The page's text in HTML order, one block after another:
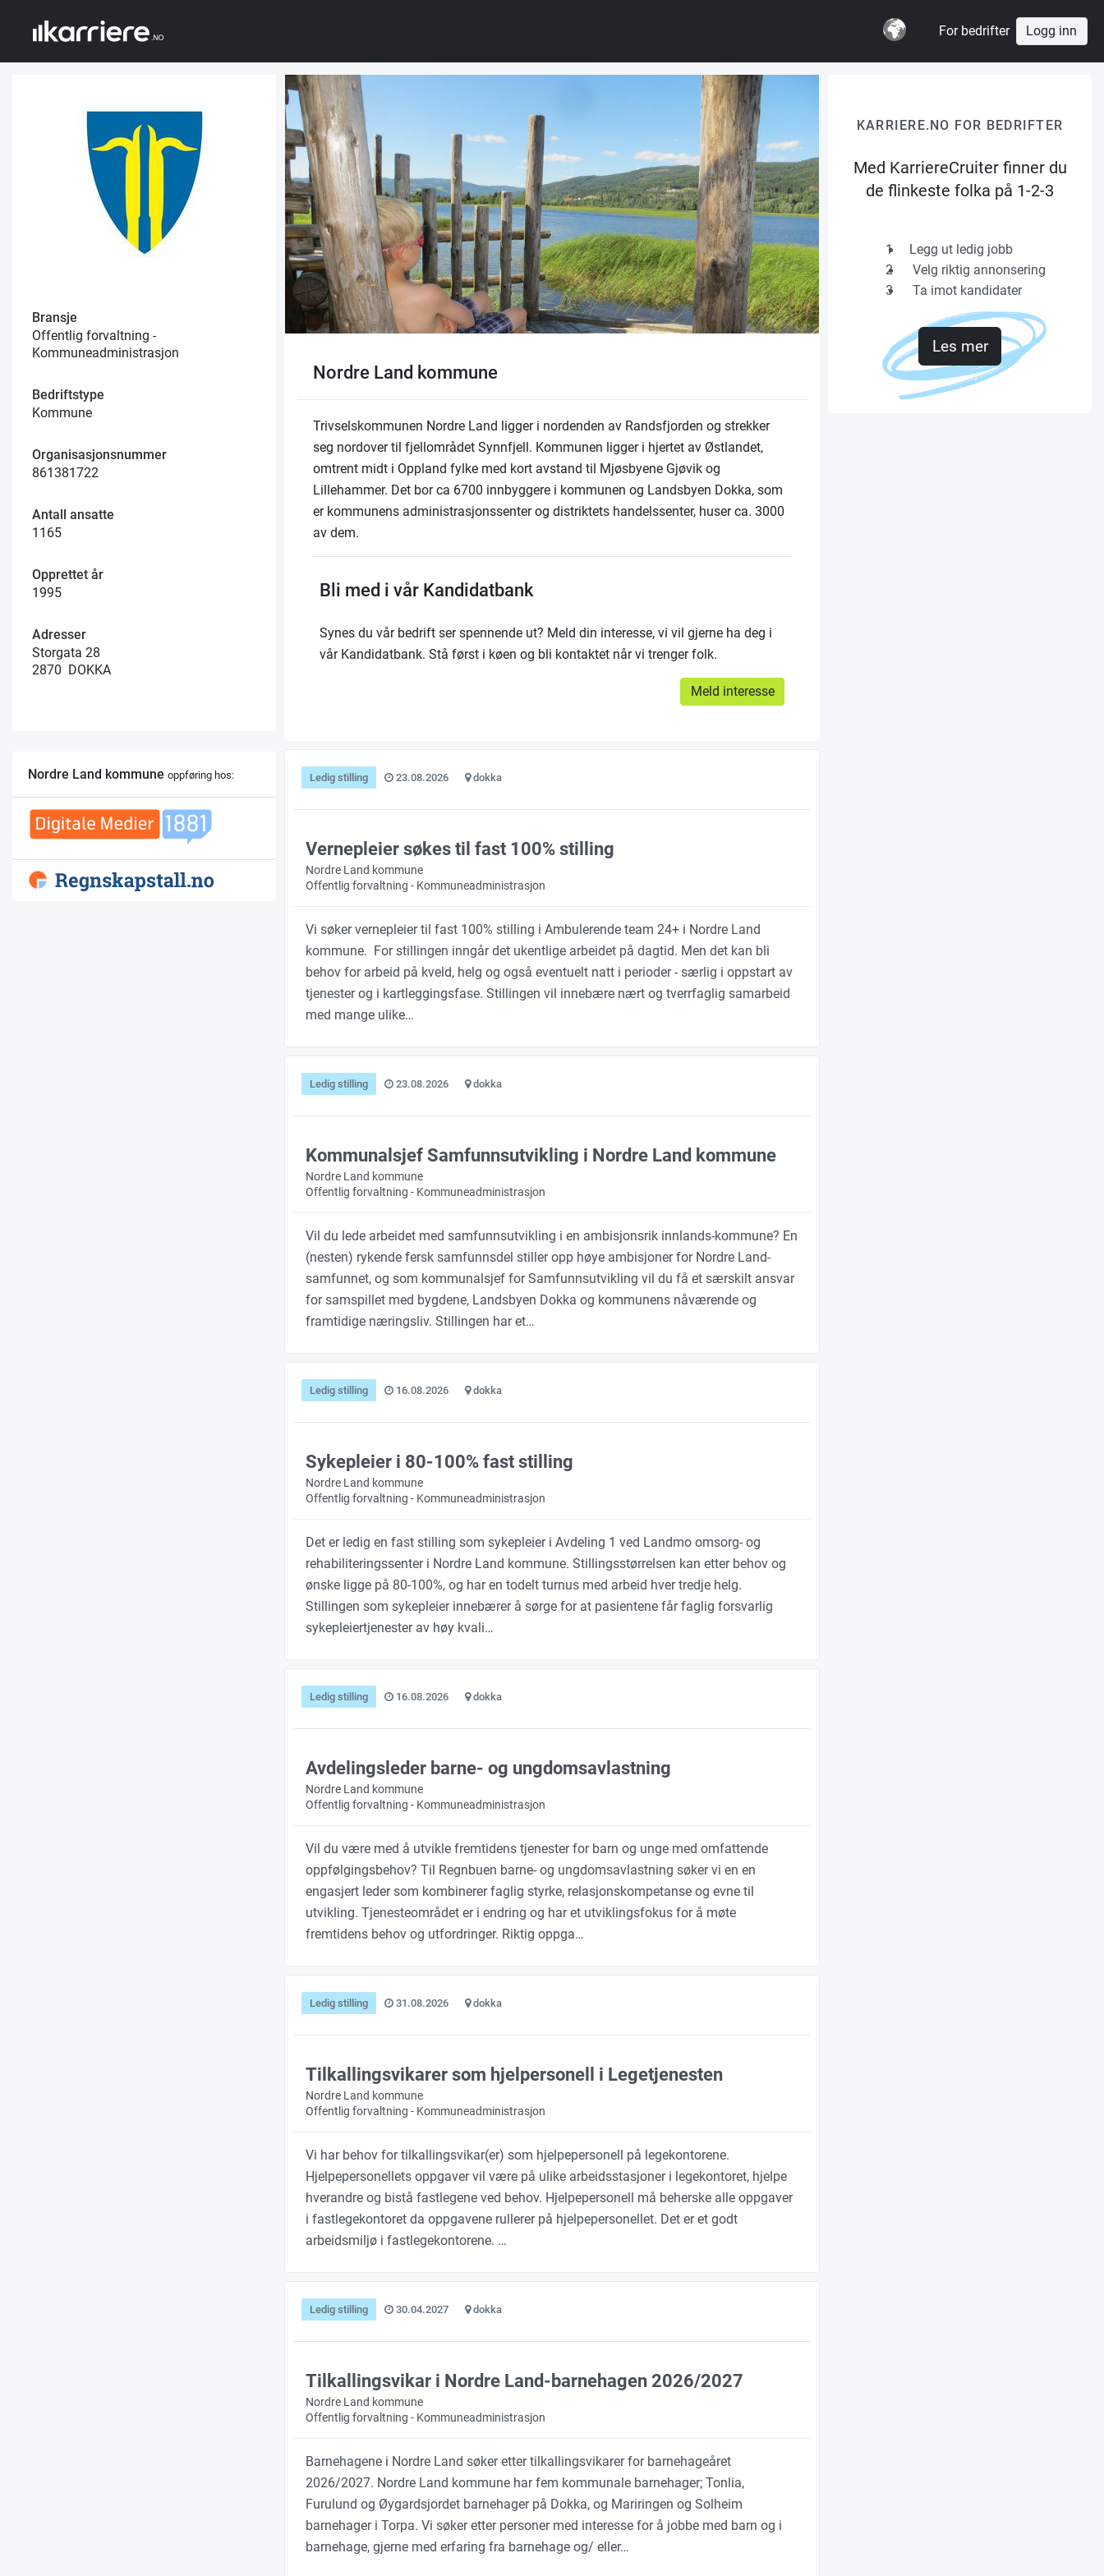
For bedrifter Logg inn
Bransje
Offentlig forvaltning -
Kommuneadministrasjon
Bedriftstype
Kommune
Organisasjonsnummer
861381722
Antall ansatte
1165
Opprettet år
1995
Adresser
Storgata 28
2870 DOKKA
Nordre Land kommuneoppføring hos:
Nordre Land kommune
Trivselskommunen Nordre Land ligger i nordenden av Randsfjorden og strekker
seg nordover til fjellområdet Synnfjell. Kommunen ligger i hjertet av Østlandet,
omtrent midt i Oppland fylke med kort avstand til Mjøsbyene Gjøvik og
Lillehammer. Det bor ca 6700 innbyggere i kommunen og Landsbyen Dokka, som
er kommunens administrasjonssenter og distriktets handelssenter, huser ca. 3000
av dem.
Bli med i vår Kandidatbank
Synes du vår bedrift ser spennende ut? Meld din interesse, vi vil gjerne ha deg i
vår Kandidatbank. Stå først i køen og bli kontaktet når vi trenger folk.
Meld interesse
Ledig stilling 23.08.2026 dokka
Vernepleier søkes til fast 100% stilling
Nordre Land kommune
Offentlig forvaltning - Kommuneadministrasjon
Vi søker vernepleier til fast 100% stilling i Ambulerende team 24+ i Nordre Land
kommune. For stillingen inngår det ukentlige arbeidet på dagtid. Men det kan bli
behov for arbeid på kveld, helg og også eventuelt natt i perioder - særlig i oppstart av
tjenester og i kartleggingsfase. Stillingen vil innebære nært og tverrfaglig samarbeid
med mange ulike…
Ledig stilling 23.08.2026 dokka
Kommunalsjef Samfunnsutvikling i Nordre Land kommune
Nordre Land kommune
Offentlig forvaltning - Kommuneadministrasjon
Vil du lede arbeidet med samfunnsutvikling i en ambisjonsrik innlands-kommune? En
(nesten) rykende fersk samfunnsdel stiller opp høye ambisjoner for Nordre Land-
samfunnet, og som kommunalsjef for Samfunnsutvikling vil du få et særskilt ansvar
for samspillet med bygdene, Landsbyen Dokka og kommunens nåværende og
framtidige næringsliv. Stillingen har et…
Ledig stilling 16.08.2026 dokka
Sykepleier i 80-100% fast stilling
Nordre Land kommune
Offentlig forvaltning - Kommuneadministrasjon
Det er ledig en fast stilling som sykepleier i Avdeling 1 ved Landmo omsorg- og
rehabiliteringssenter i Nordre Land kommune. Stillingsstørrelsen kan etter behov og
ønske ligge på 80-100%, og har en todelt turnus med arbeid hver tredje helg.
Stillingen som sykepleier innebærer å sørge for at pasientene får faglig forsvarlig
sykepleiertjenester av høy kvali…
Ledig stilling 16.08.2026 dokka
Avdelingsleder barne- og ungdomsavlastning
Nordre Land kommune
Offentlig forvaltning - Kommuneadministrasjon
Vil du være med å utvikle fremtidens tjenester for barn og unge med omfattende
oppfølgingsbehov? Til Regnbuen barne- og ungdomsavlastning søker vi en en
engasjert leder som kombinerer faglig styrke, relasjonskompetanse og evne til
utvikling. Tjenesteområdet er i endring og har et utviklingsfokus for å møte
fremtidens behov og utfordringer. Riktig oppga…
Ledig stilling 31.08.2026 dokka
Tilkallingsvikarer som hjelpersonell i Legetjenesten
Nordre Land kommune
Offentlig forvaltning - Kommuneadministrasjon
Vi har behov for tilkallingsvikar(er) som hjelpepersonell på legekontorene.
Hjelpepersonellets oppgaver vil være på ulike arbeidsstasjoner i legekontoret, hjelpe
hverandre og bistå fastlegene ved behov. Hjelpepersonell må beherske alle oppgaver
i fastlegekontoret da oppgavene rullerer på hjelpepersonellet. Det er et godt
arbeidsmiljø i fastlegekontorene. …
Ledig stilling 30.04.2027 dokka
Tilkallingsvikar i Nordre Land-barnehagen 2026/2027
Nordre Land kommune
Offentlig forvaltning - Kommuneadministrasjon
Barnehagene i Nordre Land søker etter tilkallingsvikarer for barnehageåret
2026/2027. Nordre Land kommune har fem kommunale barnehager; Tonlia,
Furulund og Øygardsjordet barnehager på Dokka, og Mariringen og Solheim
barnehager i Torpa. Vi søker etter personer med interesse for å jobbe med barn og i
barnehage, gjerne med erfaring fra barnehage og/ eller…
KARRIERE.NO FOR BEDRIFTER
Med KarriereCruiter finner du
de flinkeste folka på 1-2-3
1
Legg ut ledig jobb
2
Velg riktig annonsering
3
Ta imot kandidater
Les mer